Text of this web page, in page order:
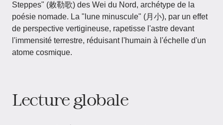
Steppes" (敕勒歌) des Wei du Nord, archétype de la
poésie nomade. La "lune minuscule" (月小), par un effet
de perspective vertigineuse, rapetisse l'astre devant
l'immensité terrestre, réduisant l'humain à l'échelle d'un
atome cosmique.
Lecture globale​